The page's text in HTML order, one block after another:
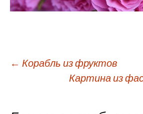
Навигация
← Корабль из фруктов
Картина из